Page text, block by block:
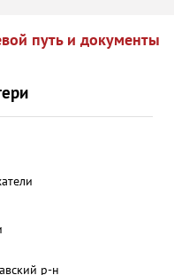
путь и документы
р-н